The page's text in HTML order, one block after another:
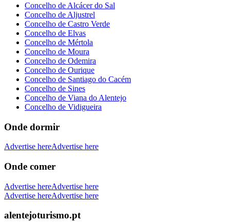
Concelho de Alcácer do Sal
Concelho de Aljustrel
Concelho de Castro Verde
Concelho de Elvas
Concelho de Mértola
Concelho de Moura
Concelho de Odemira
Concelho de Ourique
Concelho de Santiago do Cacém
Concelho de Sines
Concelho de Viana do Alentejo
Concelho de Vidigueira
Onde dormir
Advertise hereAdvertise here
Onde comer
Advertise hereAdvertise here
Advertise hereAdvertise here
alentejoturismo.pt